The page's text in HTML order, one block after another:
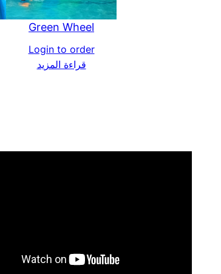
Green Wheel
Login to order
قراءة المزيد